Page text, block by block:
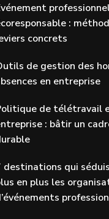
:
concrets
de gestion des
en entreprise
de télétravail
: bâtir un
destinations qui
en plus les